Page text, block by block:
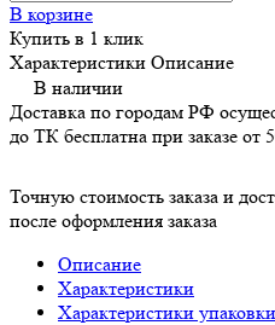
В корзине
Купить в 1 клик
Характеристики Описание
В наличии
Доставка по городам РФ
до ТК бесплатна при заказе от
Точную стоимость заказа и
после оформления заказа
Описание
Характеристики
Характеристики упаковки